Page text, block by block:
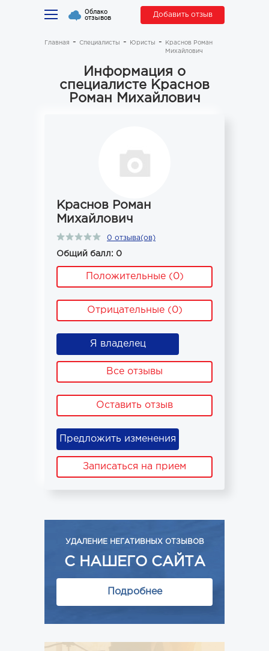
Облако
отзывов Добавить отзыв
Главная Специалисты Юристы
Краснов Роман
Михайлович
Информация о
специалисте Краснов
Роман Михайлович
Краснов Роман
Михайлович
0 отзыва(ов)
Общий балл: 0
Положительные (0)
Отрицательные (0)
Я владелец
Все отзывы
Оставить отзыв
Предложить изменения
Записаться на прием
УДАЛЕНИЕ НЕГАТИВНЫХ ОТЗЫВОВ
С НАШЕГО САЙТА
Подробнее